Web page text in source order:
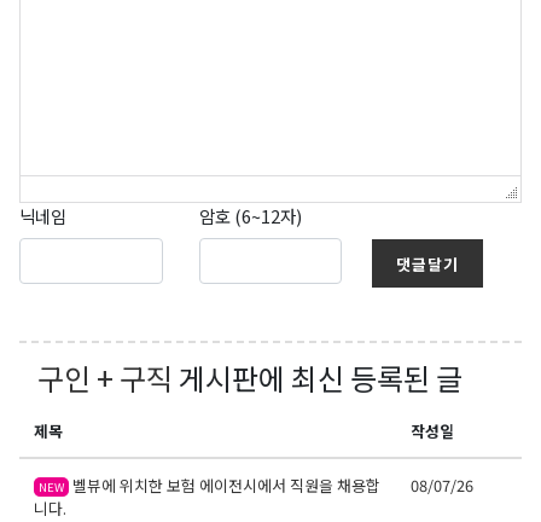
닉네임 암호 (6~12자)
댓글달기
구인 + 구직 게시판에 최신 등록된 글
제목 작성일
NEW 벨뷰에 위치한 보험 에이전시에서 직원을 채용합
니다.
08/07/26